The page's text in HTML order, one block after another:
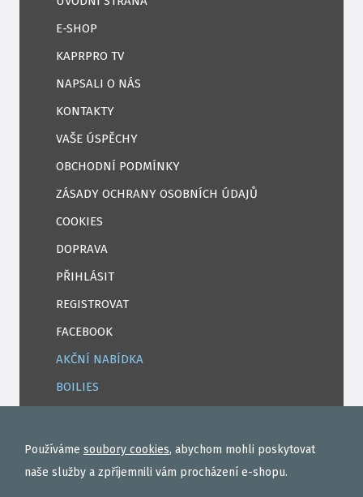
E-SHOP
KAPRPRO TV
NAPSALI O NÁS
KONTAKTY
VAŠE ÚSPĚCHY
OBCHODNÍ PODMÍNKY
ZÁSADY OCHRANY OSOBNÍCH ÚDAJŮ
COOKIES
DOPRAVA
PŘIHLÁSIT
REGISTROVAT
FACEBOOK
AKČNÍ NABÍDKA
BOILIES
TEKUTÉ
OBALOVAČKY
Používáme soubory cookies, abychom mohli poskytovat
naše služby a zpříjemnili vám procházení e-shopu.